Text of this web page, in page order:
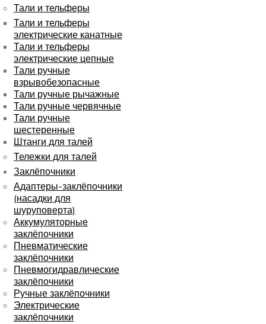
Тали и тельферы
Тали и тельферы
электрические канатные
Тали и тельферы
электрические цепные
Тали ручные
взрывобезопасные
Тали ручные рычажные
Тали ручные червячные
Тали ручные
шестеренные
Штанги для талей
Тележки для талей
Заклёпочники
Адаптеры-заклёпочники
(насадки для
шуруповерта)
Аккумуляторные
заклёпочники
Пневматические
заклёпочники
Пневмогидравлические
заклёпочники
Ручные заклёпочники
Электрические
заклёпочники